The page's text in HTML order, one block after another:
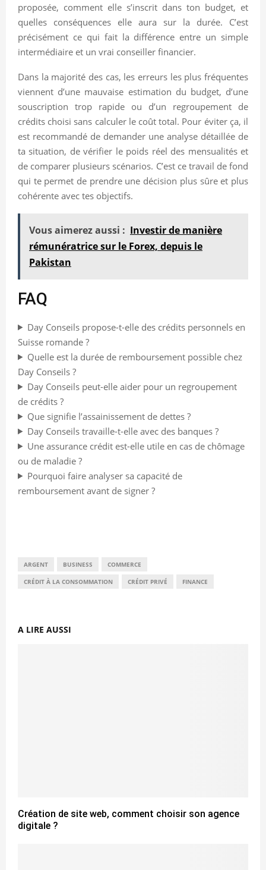
proposée, comment elle s’inscrit dans ton budget, et
quelles conséquences elle aura sur la durée. C’est
précisément ce qui fait la différence entre un simple
intermédiaire et un vrai conseiller financier.
Dans la majorité des cas, les erreurs les plus fréquentes
viennent d’une mauvaise estimation du budget, d’une
souscription trop rapide ou d’un regroupement de
crédits choisi sans calculer le coût total. Pour éviter ça, il
est recommandé de demander une analyse détaillée de
ta situation, de vérifier le poids réel des mensualités et
de comparer plusieurs scénarios. C’est ce travail de fond
qui te permet de prendre une décision plus sûre et plus
cohérente avec tes objectifs.
Vous aimerez aussi : Investir de manière
rémunératrice sur le Forex, depuis le
Pakistan
FAQ
Day Conseils propose-t-elle des crédits personnels en
Suisse romande ?
Quelle est la durée de remboursement possible chez
Day Conseils ?
Day Conseils peut-elle aider pour un regroupement
de crédits ?
Que signifie l’assainissement de dettes ?
Day Conseils travaille-t-elle avec des banques ?
Une assurance crédit est-elle utile en cas de chômage
ou de maladie ?
Pourquoi faire analyser sa capacité de
remboursement avant de signer ?
ARGENT BUSINESS COMMERCE
CRÉDIT À LA CONSOMMATION CRÉDIT PRIVÉ FINANCE
A LIRE AUSSI
Création de site web, comment choisir son agence
digitale ?